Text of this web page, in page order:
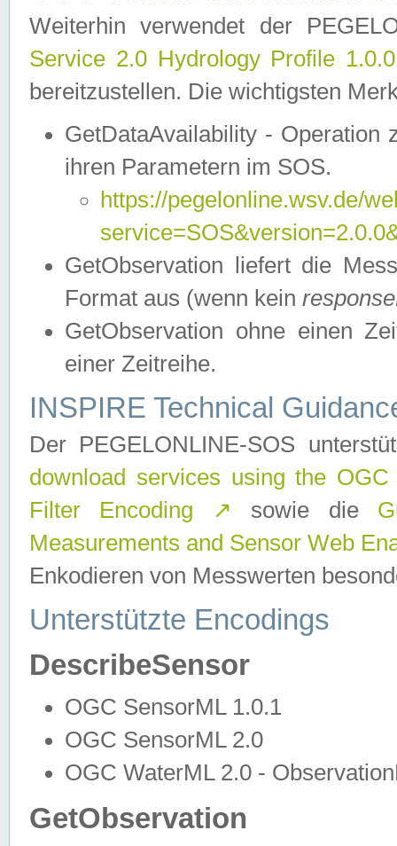
Weiterhin verwendet der
Service 2.0 Hydrology Profile
bereitzustellen. Die wichtigsten
GetDataAvailability - Operation
ihren Parametern im SOS.
https://pegelonline.wsv.de/
GetObservation liefert die
Format aus (wenn kein
GetObservation ohne einen
einer Zeitreihe.
INSPIRE Technical
Der PEGELONLINE-SOS
download services using the
Filter Encoding
↗ sowie die
Measurements and Sensor Web
Enkodieren von Messwerten
Unterstützte Encodings
DescribeSensor
OGC SensorML 1.0.1
OGC SensorML 2.0
OGC WaterML 2.0 -
GetObservation